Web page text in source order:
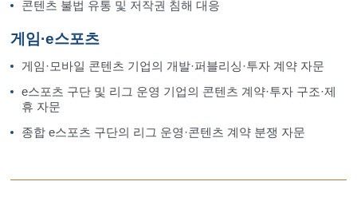
콘텐츠 불법 유통 및 저작권 침해 대응
게임·e스포츠
게임·모바일 콘텐츠 기업의 개발·퍼블리싱·투자 계약 자문
e스포츠 구단 및 리그 운영 기업의 콘텐츠 계약·투자 구조·제
휴 자문
종합 e스포츠 구단의 리그 운영·콘텐츠 계약 분쟁 자문